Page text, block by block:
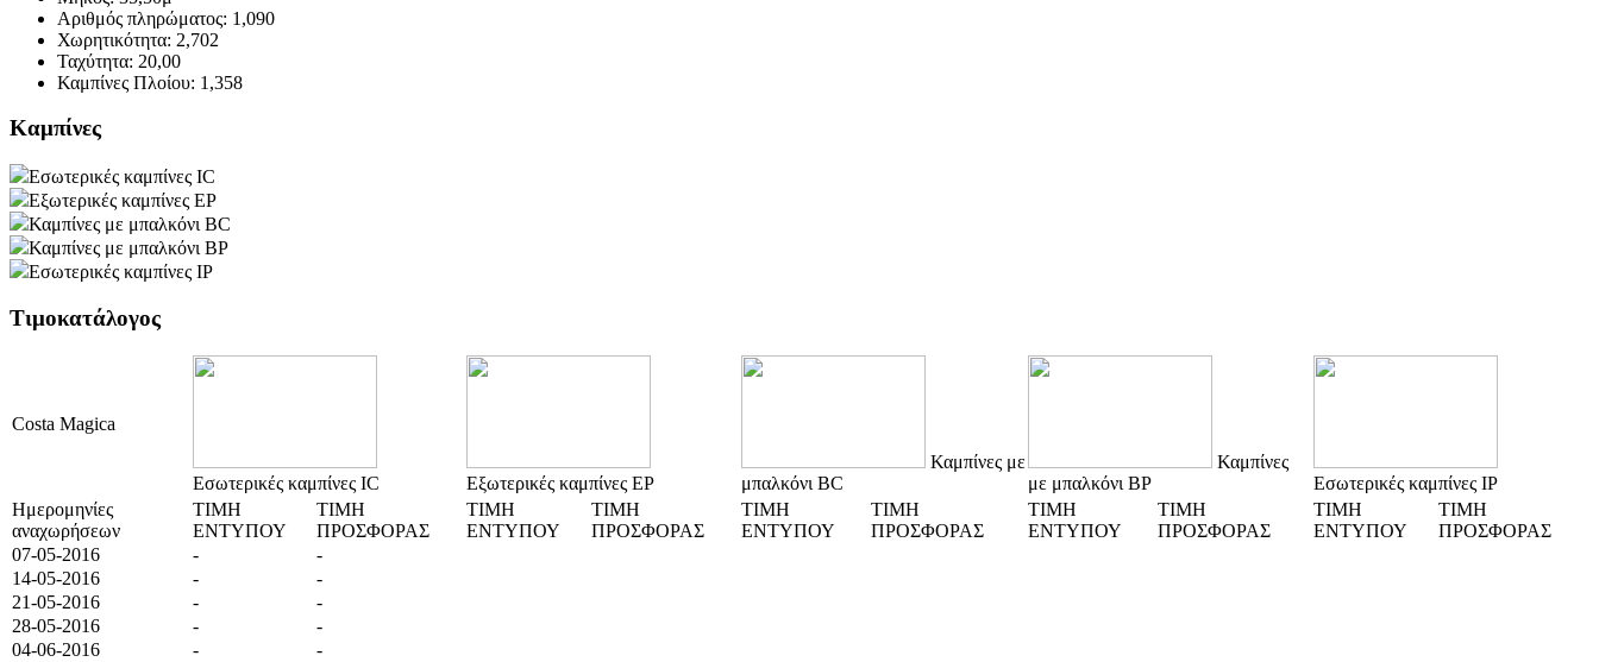
Αριθμός πληρώματος: 1,090
Χωρητικότητα: 2,702
Ταχύτητα: 20,00
Καμπίνες Πλοίου: 1,358
Καμπίνες
Εσωτερικές καμπίνες IC
Εξωτερικές καμπίνες EP
Καμπίνες με μπαλκόνι BC
Καμπίνες με μπαλκόνι BP
Εσωτερικές καμπίνες IP
Τιμοκατάλογος
Costa Magica
Εσωτερικές καμπίνες IC Εξωτερικές καμπίνες EP
Καμπίνες με
μπαλκόνι BC
Καμπίνες
με μπαλκόνι BP
Εσωτερικές καμπίνες IP
Ημερομηνίες
αναχωρήσεων
ΤΙΜΗ
ΕΝΤΥΠΟΥ
ΤΙΜΗ
ΠΡΟΣΦΟΡΑΣ
ΤΙΜΗ
ΕΝΤΥΠΟΥ
ΤΙΜΗ
ΠΡΟΣΦΟΡΑΣ
ΤΙΜΗ
ΕΝΤΥΠΟΥ
ΤΙΜΗ
ΠΡΟΣΦΟΡΑΣ
ΤΙΜΗ
ΕΝΤΥΠΟΥ
ΤΙΜΗ
ΠΡΟΣΦΟΡΑΣ
ΤΙΜΗ
ΕΝΤΥΠΟΥ
ΤΙΜΗ
ΠΡΟΣΦΟΡΑΣ
07-05-2016
-
-
14-05-2016
-
-
21-05-2016
-
-
28-05-2016
-
-
04-06-2016
-
-